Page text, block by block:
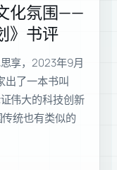
化氛围——
》书评
享，2023年9月
出了一本书叫
伟大的科技创新
统也有类似的